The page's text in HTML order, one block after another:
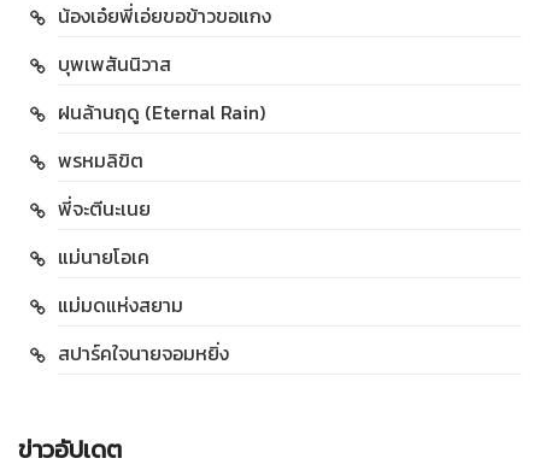
น้องเอ๋ยพี่เอ่ยขอข้าวขอแกง
บุพเพสันนิวาส
ฝนล้านฤดู (Eternal Rain)
พรหมลิขิต
พี่จะตีนะเนย
แม่นายโอเค
แม่มดแห่งสยาม
สปาร์คใจนายจอมหยิ่ง
ข่าวอัปเดต